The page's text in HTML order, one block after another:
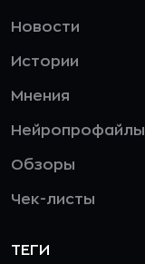
Новости
Истории
Мнения
Нейропрофайлы
Обзоры
Чек-листы
ТЕГИ